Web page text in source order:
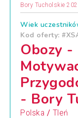
Bory Tucholskie
Wiek
Kod oferty:
Obozy -
- Bory
Polska / Tleń